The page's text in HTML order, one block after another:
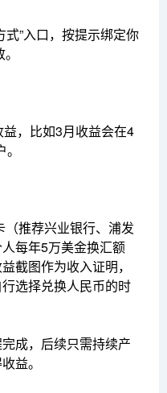
”入口，按提示绑定你
，比如3月收益会在4
推荐兴业银行、浦发
每年5万美金换汇额
截图作为收入证明，
选择兑换人民币的时
成，后续只需持续产
益。